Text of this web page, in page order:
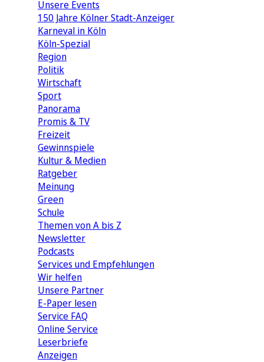
Unsere Events
150 Jahre Kölner Stadt-Anzeiger
Karneval in Köln
Köln-Spezial
Region
Politik
Wirtschaft
Sport
Panorama
Promis & TV
Freizeit
Gewinnspiele
Kultur & Medien
Ratgeber
Meinung
Green
Schule
Themen von A bis Z
Newsletter
Podcasts
Services und Empfehlungen
Wir helfen
Unsere Partner
E-Paper lesen
Service FAQ
Online Service
Leserbriefe
Anzeigen